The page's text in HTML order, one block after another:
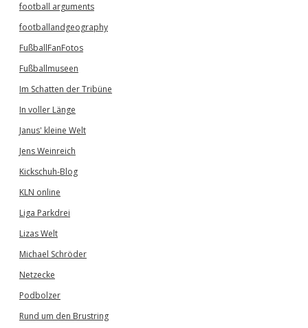
football arguments
footballandgeography
FußballFanFotos
Fußballmuseen
Im Schatten der Tribüne
In voller Länge
Janus' kleine Welt
Jens Weinreich
Kickschuh-Blog
KLN online
Liga Parkdrei
Lizas Welt
Michael Schröder
Netzecke
Podbolzer
Rund um den Brustring